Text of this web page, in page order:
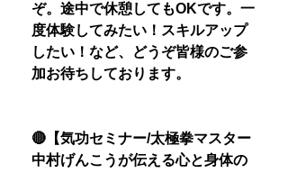
ぞ。途中で休憩してもOKです。一
度体験してみたい！スキルアップ
したい！など、どうぞ皆様のご参
加お待ちしております。
🔴【気功セミナー/太極拳マスター
中村げんこうが伝える心と身体の